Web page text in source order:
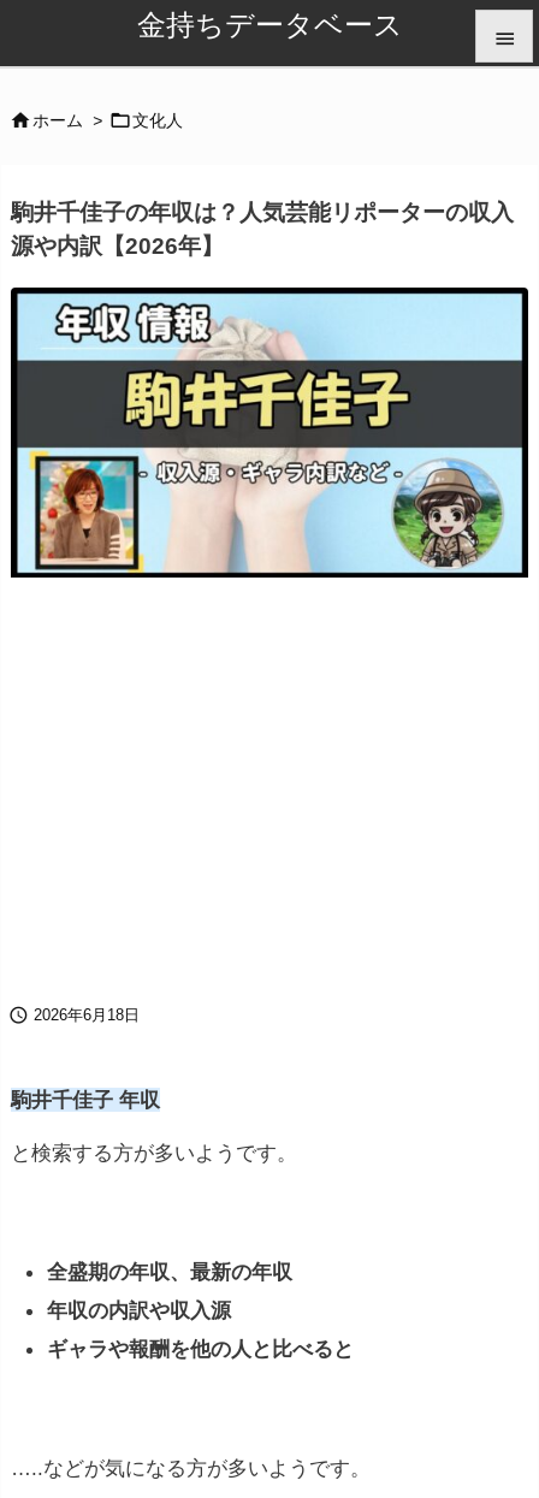
金持ちデータベース 


ホーム > 文化人
駒井千佳子の年収は？人気芸能リポーターの収入
源や内訳【2026年】
 2026年6月18日
駒井千佳子 年収
と検索する方が多いようです。
全盛期の年収、最新の年収
年収の内訳や収入源
ギャラや報酬を他の人と比べると
…..などが気になる方が多いようです。